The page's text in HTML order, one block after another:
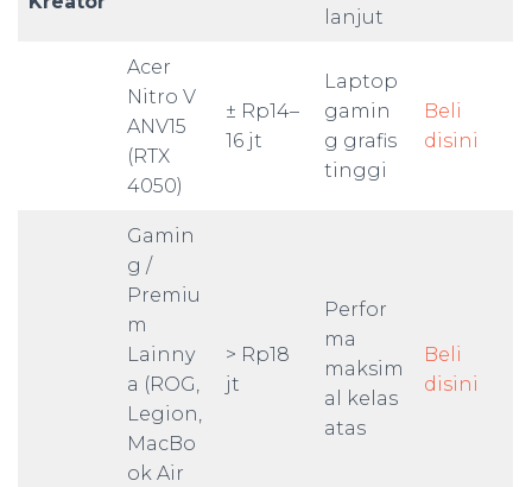
lanjut
Acer
Nitro V
ANV15
(RTX
4050)
± Rp14–
16 jt
Laptop
gamin
g grafis
tinggi
Beli
disini
Gamin
g /
Premiu
m
Lainny
a (ROG,
Legion,
MacBo
ok Air
> Rp18
jt
Perfor
ma
maksim
al kelas
atas
Beli
disini